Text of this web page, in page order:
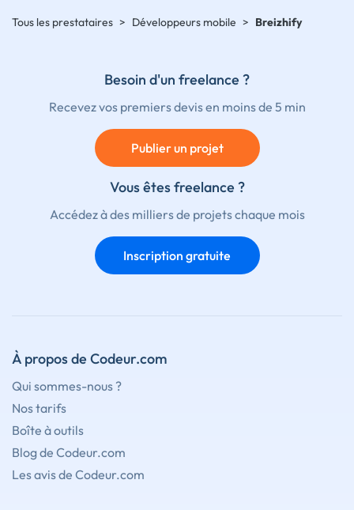
Tous les prestataires > Développeurs mobile > Breizhify
Besoin d'un freelance ?
Recevez vos premiers devis en moins de 5 min
Publier un projet
Vous êtes freelance ?
Accédez à des milliers de projets chaque mois
Inscription gratuite
À propos de Codeur.com
Qui sommes-nous ?
Nos tarifs
Boîte à outils
Blog de Codeur.com
Les avis de Codeur.com